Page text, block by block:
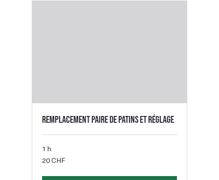
Remplacement paire de patins et réglage
1 h
francs
20 CHF